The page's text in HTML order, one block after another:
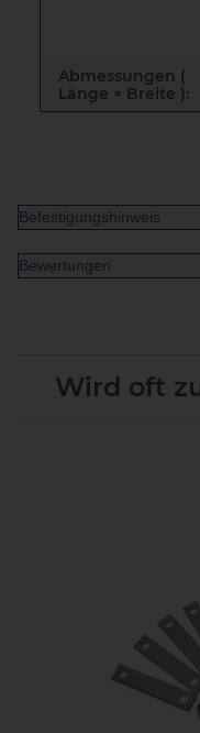
Abmessungen (
Länge × Breite ):
Befestigungshinweis
Bewertungen
Wird oft